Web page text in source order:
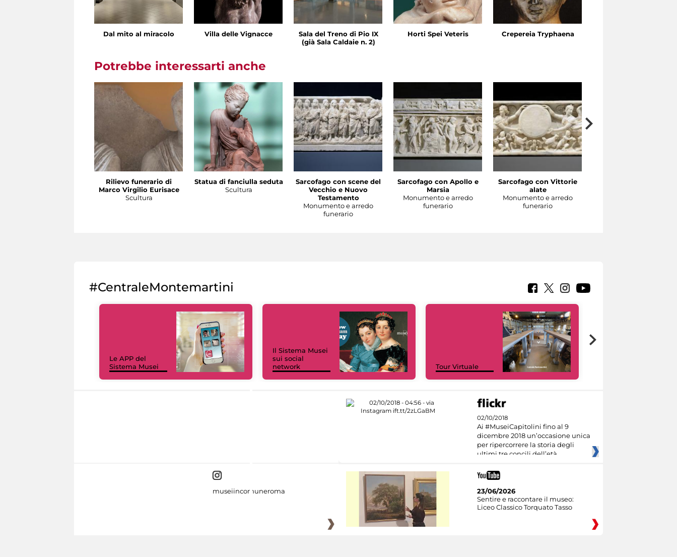
Dal mito al miracolo Villa delle Vignacce
Sala del Treno di Pio IX
(già Sala Caldaie n. 2)
Horti Spei Veteris Crepereia Tryphaena
Potrebbe interessarti anche
Rilievo funerario di
Marco Virgilio Eurisace
Scultura
Statua di fanciulla seduta
Scultura
Sarcofago con scene del
Vecchio e Nuovo
Testamento
Monumento e arredo
funerario
Sarcofago con Apollo e
Marsia
Monumento e arredo
funerario
Sarcofago con Vittorie
alate
Monumento e arredo
funerario
#CentraleMontemartini
Le APP del
Sistema Musei
Il Sistema Musei
sui social
network
Tour Virtuale
02/10/2018
Ai #MuseiCapitolini fino al 9
dicembre 2018 un’occasione unica
per ripercorrere la storia degli
ultimi tre concili dell’età
museiincomuneroma
23/06/2026
Sentire e raccontare il museo:
Liceo Classico Torquato Tasso